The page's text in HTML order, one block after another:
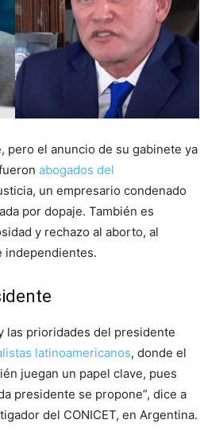
pero el anuncio de su gabinete ya
abogados del
un empresario condenado
por dopaje. También es
y rechazo al aborto, al
independientes.
las prioridades del presidente
latinoamericanos, donde el
juegan un papel clave, pues
presidente se propone”, dice a
del CONICET, en Argentina.